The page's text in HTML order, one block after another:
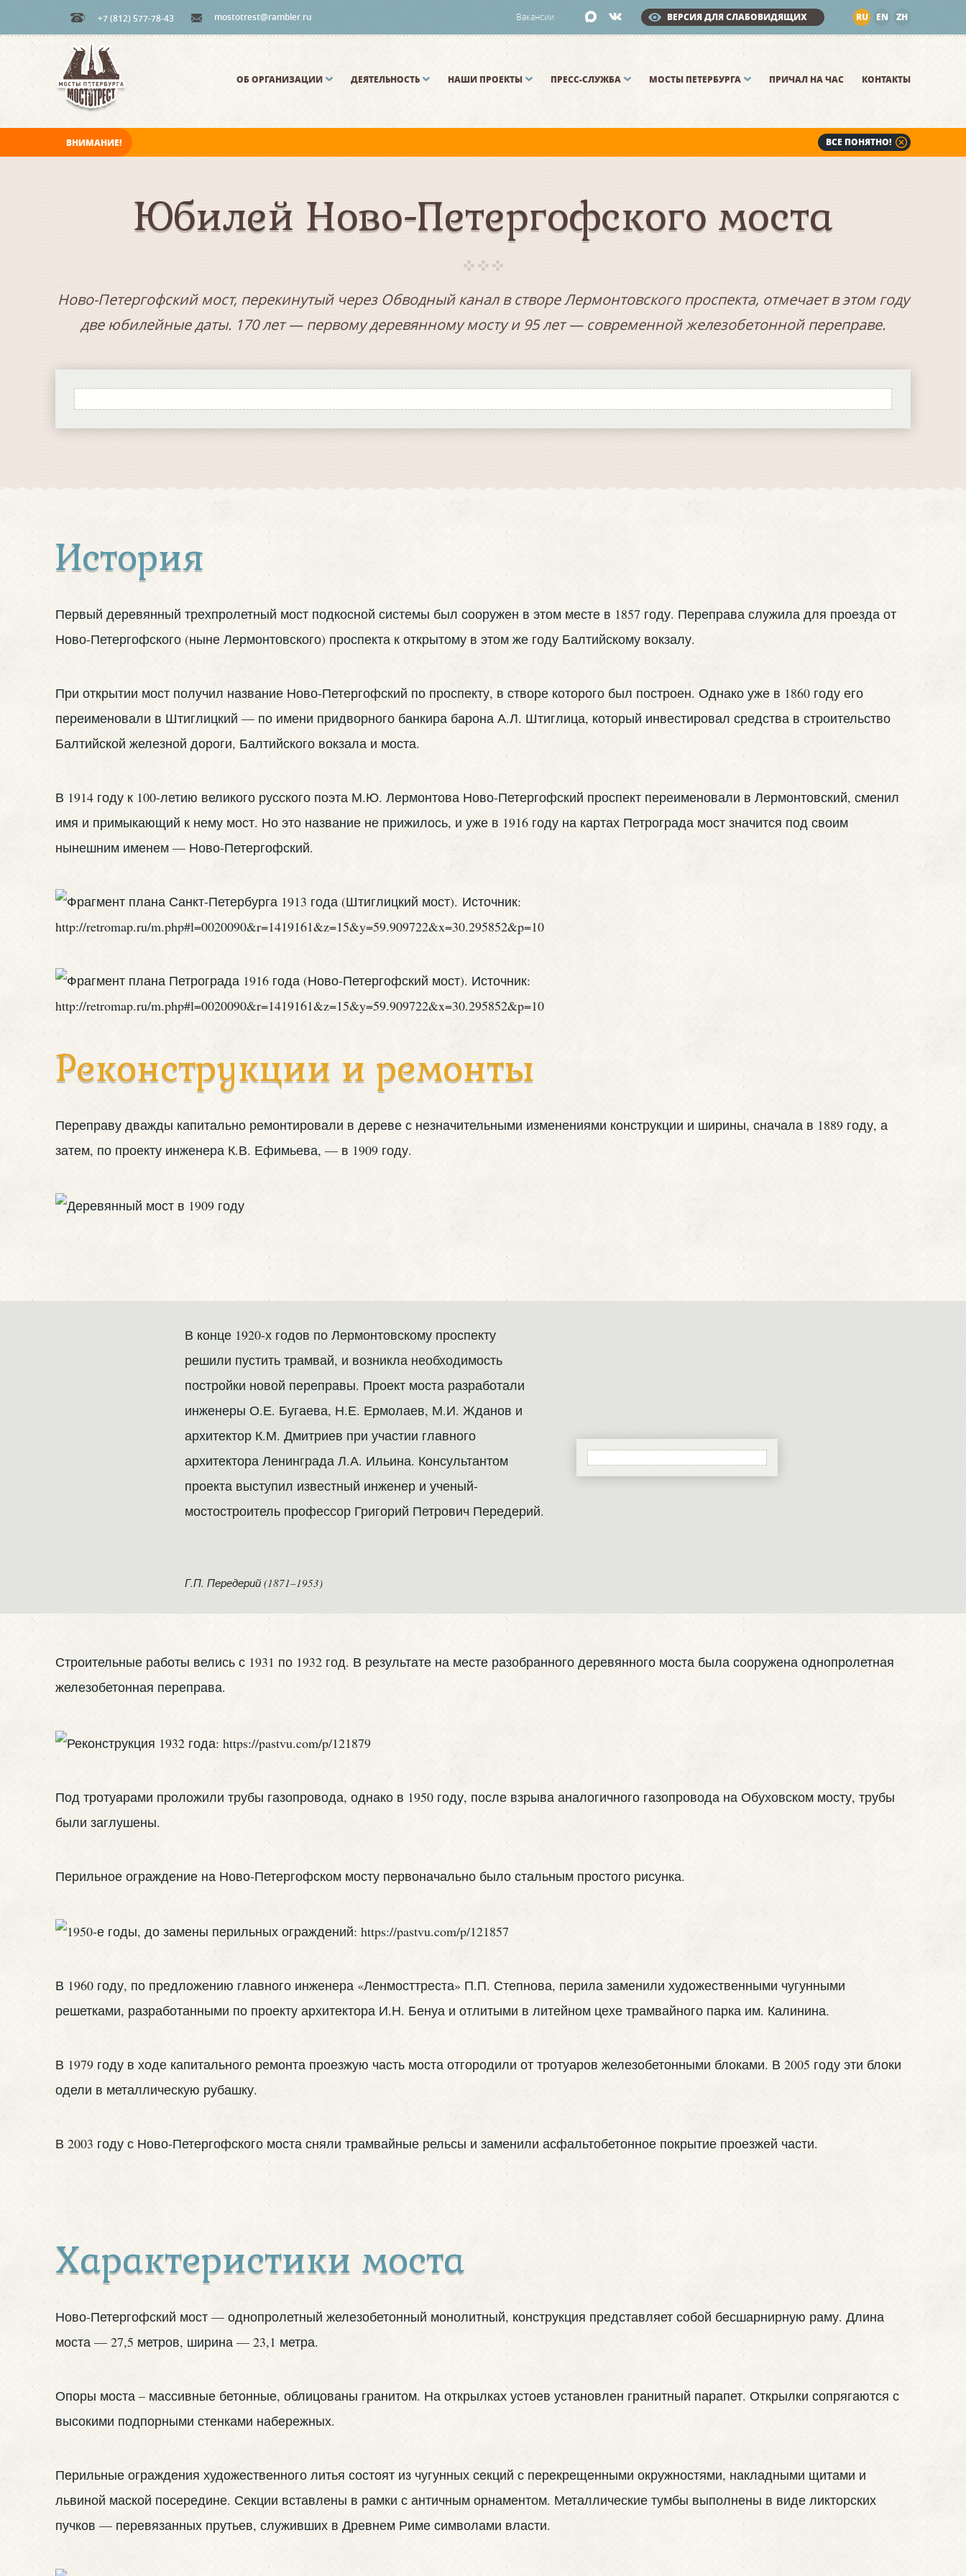
+7 (812) 577-78-43 mostotrest@rambler.ru RU EN ZH
ВЕРСИЯ ДЛЯ СЛАБОВИДЯЩИХ
Вакансии
ОБ ОРГАНИЗАЦИИ ДЕЯТЕЛЬНОСТЬ НАШИ ПРОЕКТЫ ПРЕСС-СЛУЖБА МОСТЫ ПЕТЕРБУРГА ПРИЧАЛ НА ЧАС КОНТАКТЫ
ВНИМАНИЕ! ВСЕ ПОНЯТНО!
Юбилей Ново-Петергофского моста
Ново-Петергофский мост, перекинутый через Обводный канал в створе Лермонтовского проспекта, отмечает в этом году
две юбилейные даты. 170 лет — первому деревянному мосту и 95 лет — современной железобетонной переправе.
История
Первый деревянный трехпролетный мост подкосной системы был сооружен в этом месте в 1857 году. Переправа служила для проезда от
Ново-Петергофского (ныне Лермонтовского) проспекта к открытому в этом же году Балтийскому вокзалу.
При открытии мост получил название Ново-Петергофский по проспекту, в створе которого был построен. Однако уже в 1860 году его
переименовали в Штиглицкий — по имени придворного банкира барона А.Л. Штиглица, который инвестировал средства в строительство
Балтийской железной дороги, Балтийского вокзала и моста.
В 1914 году к 100-летию великого русского поэта М.Ю. Лермонтова Ново-Петергофский проспект переименовали в Лермонтовский, сменил
имя и примыкающий к нему мост. Но это название не прижилось, и уже в 1916 году на картах Петрограда мост значится под своим
нынешним именем — Ново-Петергофский.
Реконструкции и ремонты
Переправу дважды капитально ремонтировали в дереве с незначительными изменениями конструкции и ширины, сначала в 1889 году, а
затем, по проекту инженера К.В. Ефимьева, — в 1909 году.
В конце 1920-х годов по Лермонтовскому проспекту
решили пустить трамвай, и возникла необходимость
постройки новой переправы. Проект моста разработали
инженеры О.Е. Бугаева, Н.Е. Ермолаев, М.И. Жданов и
архитектор К.М. Дмитриев при участии главного
архитектора Ленинграда Л.А. Ильина. Консультантом
проекта выступил известный инженер и ученый-
мостостроитель профессор Григорий Петрович Передерий.
Г.П. Передерий (1871–1953)
Строительные работы велись с 1931 по 1932 год. В результате на месте разобранного деревянного моста была сооружена однопролетная
железобетонная переправа.
Под тротуарами проложили трубы газопровода, однако в 1950 году, после взрыва аналогичного газопровода на Обуховском мосту, трубы
были заглушены.
Перильное ограждение на Ново-Петергофском мосту первоначально было стальным простого рисунка.
В 1960 году, по предложению главного инженера «Ленмосттреста» П.П. Степнова, перила заменили художественными чугунными
решетками, разработанными по проекту архитектора И.Н. Бенуа и отлитыми в литейном цехе трамвайного парка им. Калинина.
В 1979 году в ходе капитального ремонта проезжую часть моста отгородили от тротуаров железобетонными блоками. В 2005 году эти блоки
одели в металлическую рубашку.
В 2003 году с Ново-Петергофского моста сняли трамвайные рельсы и заменили асфальтобетонное покрытие проезжей части.
Характеристики моста
Ново-Петергофский мост — однопролетный железобетонный монолитный, конструкция представляет собой бесшарнирную раму. Длина
моста — 27,5 метров, ширина — 23,1 метра.
Опоры моста – массивные бетонные, облицованы гранитом. На открылках устоев установлен гранитный парапет. Открылки сопрягаются с
высокими подпорными стенками набережных.
Перильные ограждения художественного литья состоят из чугунных секций с перекрещенными окружностями, накладными щитами и
львиной маской посередине. Секции вставлены в рамки с античным орнаментом. Металлические тумбы выполнены в виде ликторских
пучков — перевязанных прутьев, служивших в Древнем Риме символами власти.